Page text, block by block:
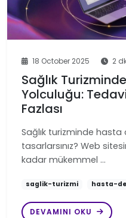
18 October 2025 2
Sağlık
Yolculuğu:
Fazlası
Sağlık turizminde
tasarlarsınız? Web
kadar mükemmel …
saglik-turizmi hasta-
DEVAMINI OKU